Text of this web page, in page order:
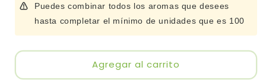
Incienso
de
Ruda
por
Incienso
de
Ruda
por
mayor
(grueso)
Puedes combinar todos los aromas que desees
hasta completar el mínimo de unidades que es 100
Agregar al carrito